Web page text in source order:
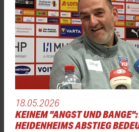
18.05.2026
KEINEM "ANGST UND
HEIDENHEIMS ABSTIEG